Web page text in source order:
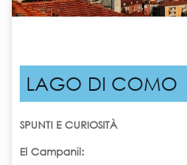
LAGO DI COMO
SPUNTI E CURIOSITÀ
El Campanil: